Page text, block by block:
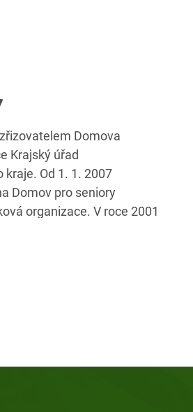
Domova
Krajský úřad
Od 1. 1. 2007
Domov pro seniory
organizace. V roce 2001
provozní a obytné